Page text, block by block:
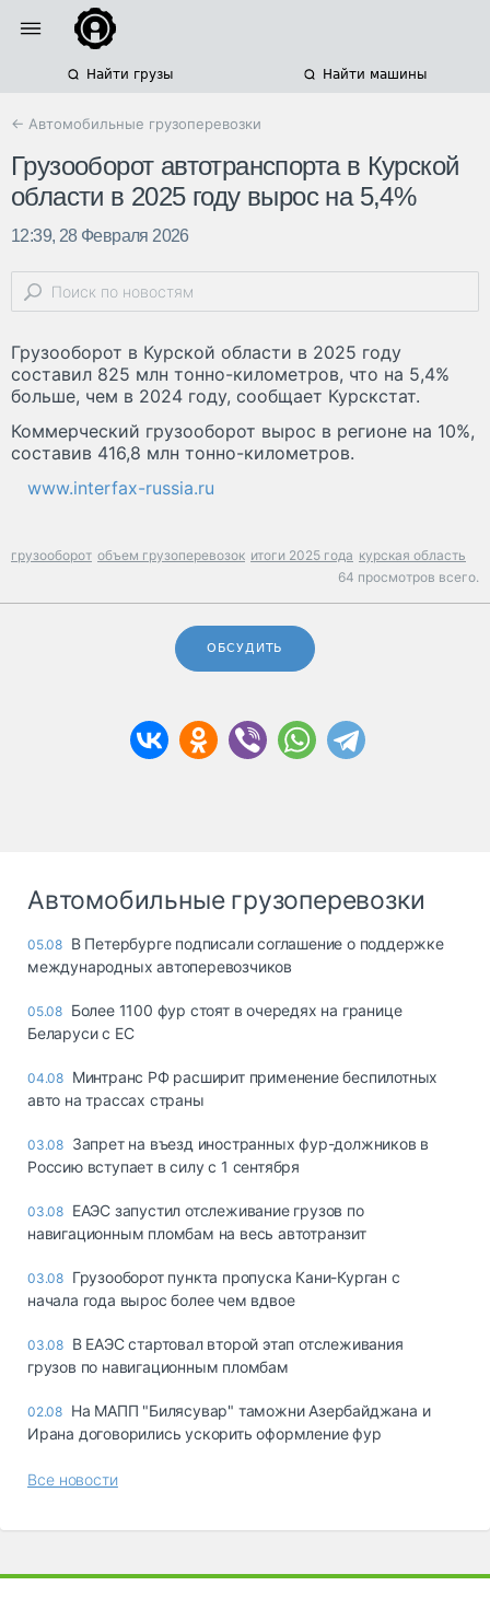
Найти грузы Найти машины
← Автомобильные грузоперевозки
Грузооборот автотранспорта в Курской
области в 2025 году вырос на 5,4%
12:39, 28 Февраля 2026
Грузооборот в Курской области в 2025 году
составил 825 млн тонно-километров, что на 5,4%
больше, чем в 2024 году, сообщает Курскстат.
Коммерческий грузооборот вырос в регионе на 10%,
составив 416,8 млн тонно-километров.
www.interfax-russia.ru
грузооборот объем грузоперевозок итоги 2025 года курская область
64 просмотров всего.
ОБСУДИТЬ
Автомобильные грузоперевозки
05.08 В Петербурге подписали соглашение о поддержке
международных автоперевозчиков
05.08 Более 1100 фур стоят в очередях на границе
Беларуси с ЕС
04.08 Минтранс РФ расширит применение беспилотных
авто на трассах страны
03.08 Запрет на въезд иностранных фур-должников в
Россию вступает в силу с 1 сентября
03.08 ЕАЭС запустил отслеживание грузов по
навигационным пломбам на весь автотранзит
03.08 Грузооборот пункта пропуска Кани-Курган с
начала года вырос более чем вдвое
03.08 В ЕАЭС стартовал второй этап отслеживания
грузов по навигационным пломбам
02.08 На МАПП "Билясувар" таможни Азербайджана и
Ирана договорились ускорить оформление фур
Все новости